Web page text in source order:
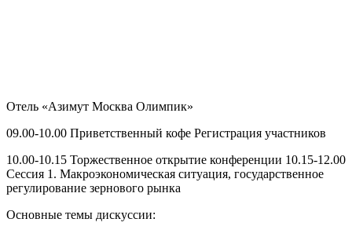
Отель «Азимут Москва Олимпик»
09.00-10.00 Приветственный кофе Регистрация участников
10.00-10.15 Торжественное открытие конференции 10.15-12.00
Сессия 1. Макроэкономическая ситуация, государственное
регулирование зернового рынка
Основные темы дискуссии: